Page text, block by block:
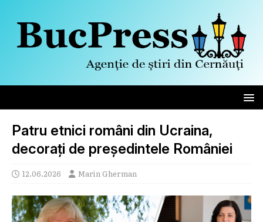
Patru etnici români din Ucraina,
decorați de președintele României
12.06.2026 Marin Gherman